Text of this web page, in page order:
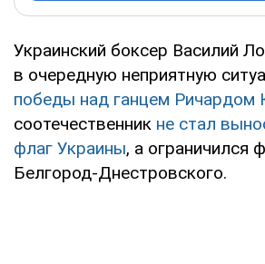
Украинский боксер Василий
в очередную неприятную
победы над ганцем Ричардом
соотечественник не стал
флаг Украины, а ограничился
Белгород-Днестровского.